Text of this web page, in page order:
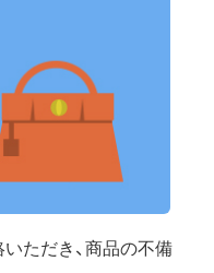
ただき、商品の不備